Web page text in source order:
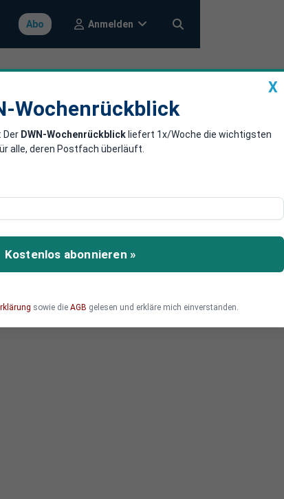
Abo Anmelden
den KI-
Intelligenz
Folgen für
X
Wochenrückblick
Der DWN-Wochenrückblick liefert 1x/Woche die wichtigsten
alle, deren Postfach überläuft.
Kostenlos abonnieren »
sowie die AGB gelesen und erkläre mich einverstanden.